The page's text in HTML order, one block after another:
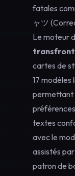
fatales
ャツ
Le moteur
cartes de
17
permettant
textes
avec le
assistés
patron de